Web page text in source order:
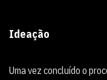
Ideação
Uma vez concluído o